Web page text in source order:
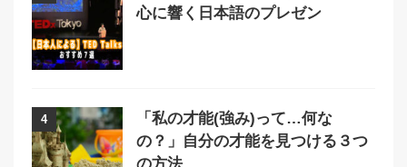
心に響く日本語のプレゼン
4
「私の才能(強み)って…何な
の？」自分の才能を見つける３つ
の方法